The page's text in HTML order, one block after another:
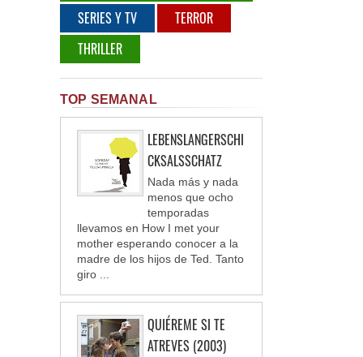
SERIES Y TV
TERROR
THRILLER
TOP SEMANAL
LEBENSLANGERSCHI
CKSALSSCHATZ
Nada más y nada
menos que ocho
temporadas
llevamos en How I met your
mother esperando conocer a la
madre de los hijos de Ted. Tanto
giro ...
QUIÉREME SI TE
ATREVES (2003)